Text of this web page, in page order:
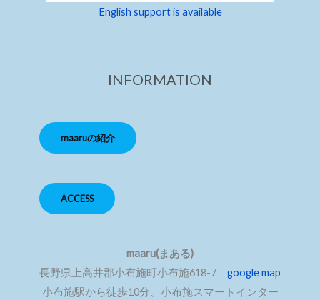
English support is available
INFORMATION
maaruの紹介
ACCESS
maaru(まある)
長野県上高井郡小布施町小布施618-7 google map
小布施駅から徒歩10分、小布施スマートインター